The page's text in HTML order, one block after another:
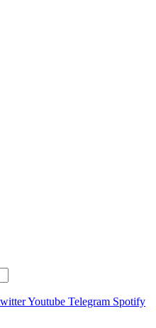
Youtube Telegram Spotify